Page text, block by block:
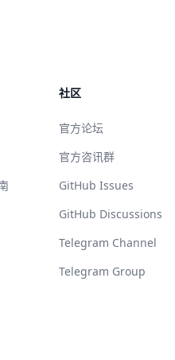
社区
官方论坛
官方咨讯群
GitHub Issues
GitHub Discussions
Telegram Channel
Telegram Group